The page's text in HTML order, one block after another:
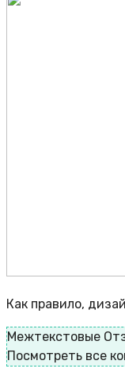
Как правило,
Межтекстовые
Посмотреть все